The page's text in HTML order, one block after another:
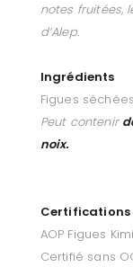
notes fruitées,
d’Alep.
Ingrédients
Figues
Peut contenir
noix.
Certifications
AOP Figues
Certifié sans